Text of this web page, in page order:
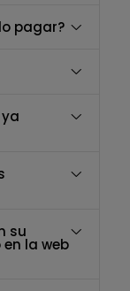
pagar?
su
la web